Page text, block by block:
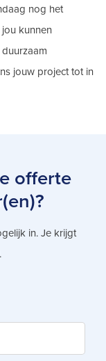
nog het
kunnen
jouw project tot in
offerte
in. Je krijgt